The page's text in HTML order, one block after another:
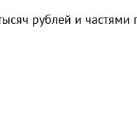
рублей и частями